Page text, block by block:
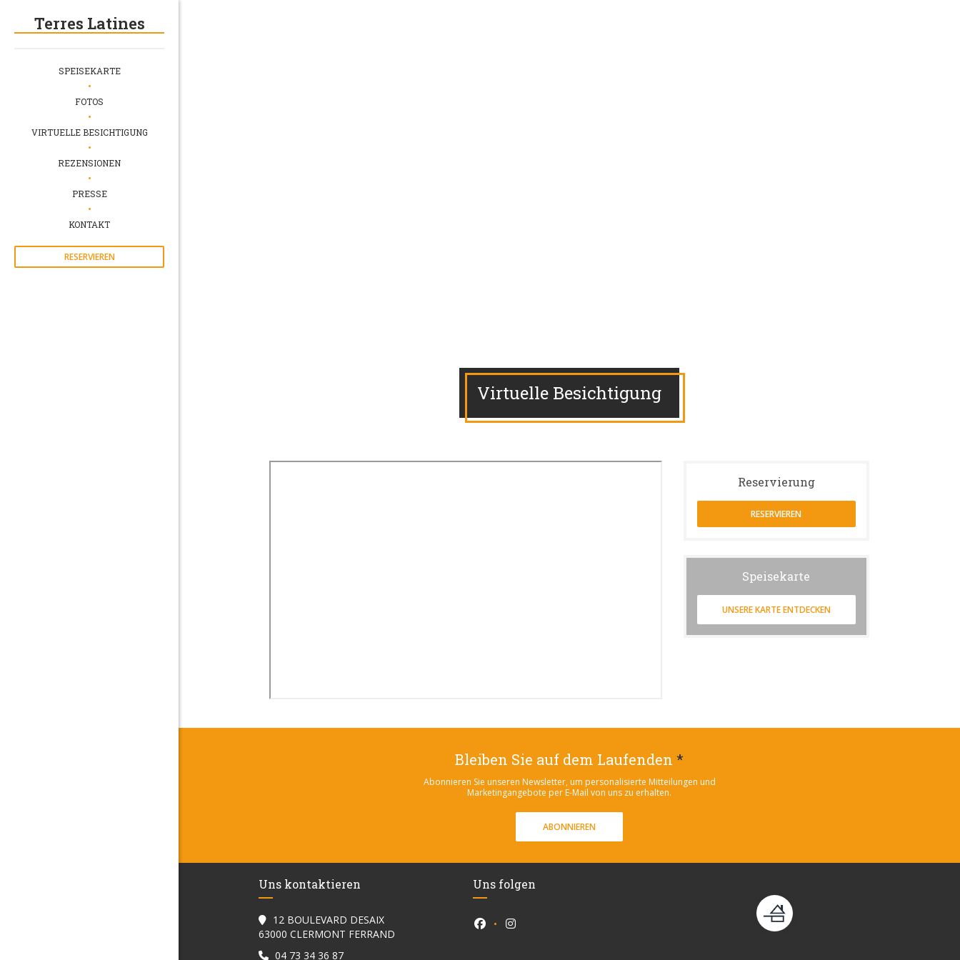
Terres Latines
SPEISEKARTE
FOTOS
VIRTUELLE BESICHTIGUNG
REZENSIONEN
PRESSE
KONTAKT
RESERVIEREN
Virtuelle Besichtigung
Reservierung
RESERVIEREN
Speisekarte
UNSERE KARTE ENTDECKEN
Bleiben Sie auf dem Laufenden *
Abonnieren Sie unseren Newsletter, um personalisierte Mitteilungen und
Marketingangebote per E-Mail von uns zu erhalten.
ABONNIEREN
Uns kontaktieren
12 BOULEVARD DESAIX
63000 CLERMONT FERRAND ((öffnet ein neues Fenster))
04 73 34 36 87
Uns folgen
Facebook ((öffnet ein neues Fenster))
Instagram ((öffnet ein neues Fenster))